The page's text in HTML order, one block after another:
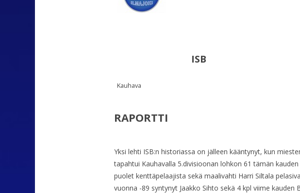
ISB
Kauhava
RAPORTTI
Yksi lehti ISB:n historiassa on jälleen kääntynyt, kun
tapahtui Kauhavalla 5.divisioonan lohkon 61 tämän
puolet kenttäpelaajista sekä maalivahti Harri Siltala
vuonna -89 syntynyt Jaakko Sihto sekä 4 kpl viime